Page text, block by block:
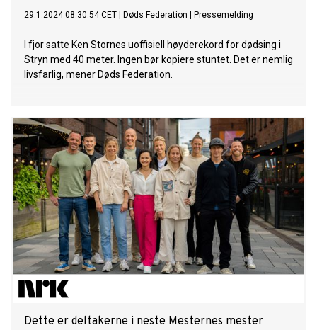
29.1.2024 08:30:54 CET Døds Federation Pressemelding
I fjor satte Ken Stornes uoffisiell høyderekord for dødsing i
Stryn med 40 meter. Ingen bør kopiere stuntet. Det er nemlig
livsfarlig, mener Døds Federation.
Dette er deltakerne i neste Mesternes mester